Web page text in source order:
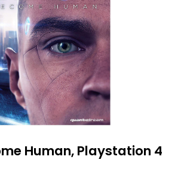
Human, Playstation 4